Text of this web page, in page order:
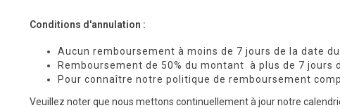
Conditions d'annulation :
Aucun remboursement à moins de 7 jours de la date
Remboursement de 50% du montant à plus de 7 jours
Pour connaître notre politique de remboursement
Veuillez noter que nous mettons continuellement à jour notre